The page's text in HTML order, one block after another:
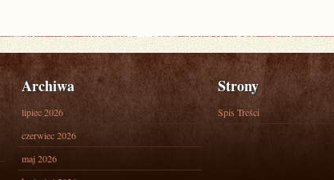
Archiwa
lipiec 2026
czerwiec 2026
maj 2026
Strony
Spis Treści